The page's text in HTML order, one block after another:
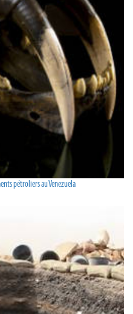
pétroliers au Venezuela